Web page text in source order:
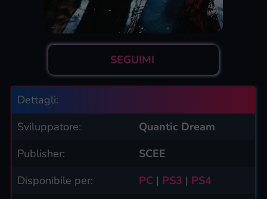
SEGUIMI
Dettagli:
Sviluppatore:
Quantic Dream
Publisher:
SCEE
Disponibile per:
PC| PS3 | PS4